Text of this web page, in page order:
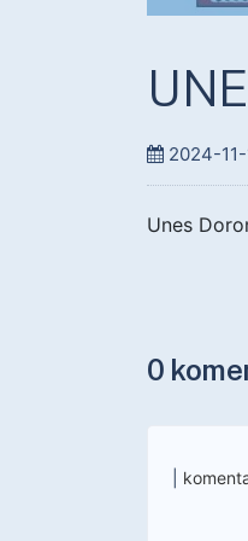
2024-11-
Unes
0